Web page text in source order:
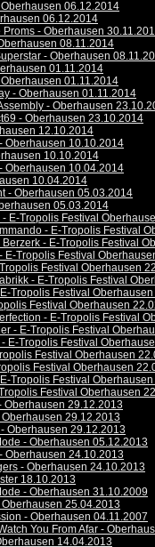
06.12.2014
06.12.2014
Proms - Oberhausen
08.11.2014
- Oberhausen
01.11.2014
01.11.2014
- Oberhausen 01.11.2014
- Oberhausen
- Oberhausen 23.10.2014
12.10.2014
Oberhausen 10.10.2014
10.10.2014
Oberhausen 10.04.2014
10.04.2014
- Oberhausen 05.03.2014
05.03.2014
- E-Tropolis Festival
- E-Tropolis Festival
Berzerk - E-Tropolis Festival
E-Tropolis Festival
Festival Oberhausen
- E-Tropolis Festival
Tropolis Festival
Festival Oberhausen
- E-Tropolis Festival
- E-Tropolis Festival
E-Tropolis Festival
Festival Oberhausen
Festival Oberhausen
Tropolis Festival
Festival Oberhausen
Oberhausen 29.12.2013
29.12.2013
Oberhausen 29.12.2013
- Oberhausen 05.12.2013
Oberhausen 24.10.2013
- Oberhausen 24.10.2013
18.10.2013
- Oberhausen 31.10.2009
Oberhausen 25.04.2013
- Oberhausen 04.11.2007
You From Afar -
14.04.2013